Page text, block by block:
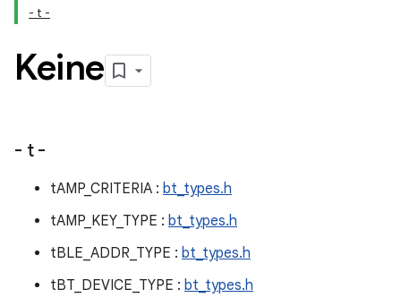
- t -
Keine
- t -
tAMP_CRITERIA : bt_types.h
tAMP_KEY_TYPE : bt_types.h
tBLE_ADDR_TYPE : bt_types.h
tBT_DEVICE_TYPE : bt_types.h